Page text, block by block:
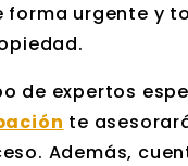
forma urgente y
de expertos
te
Además,